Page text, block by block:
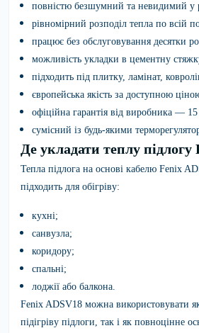
повністю безшумний та невидимий у
рівномірний розподіл тепла по всій
працює без обслуговування десятки
можливість укладки в цементну
підходить під плитку, ламінат,
європейська якість за доступною
офіційна гарантія від виробника — 15
сумісний із будь-якими
Де укладати теплу підлогу
Тепла підлога на основі кабелю Fenix
підходить для обігріву:
кухні;
санвузла;
коридору;
спальні;
лоджії або балкона.
Fenix ADSV18 можна використовувати
підігріву підлоги, так і як повноцінне